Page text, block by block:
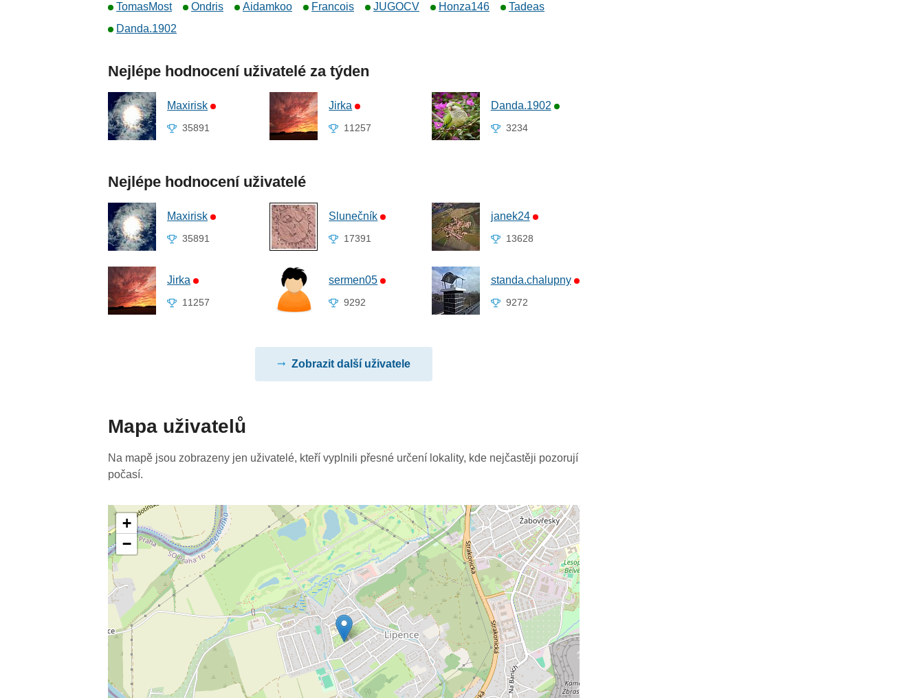
TomasMost
Ondris Aidamkoo Francois JUGOCV Honza146
Tadeas
Danda.1902
Nejlépe hodnocení uživatelé za týden
Maxirisk
35891
Jirka
11257
Danda.1902
3234
Nejlépe hodnocení uživatelé
Maxirisk
35891
Slunečník
17391
janek24
13628
Jirka
11257
sermen05
9292
standa.chalupny
9272
Zobrazit další uživatele
Mapa uživatelů
Na mapě jsou zobrazeny jen uživatelé, kteří vyplnili přesné určení lokality, kde nejčastěji pozorují
počasí.
+
−